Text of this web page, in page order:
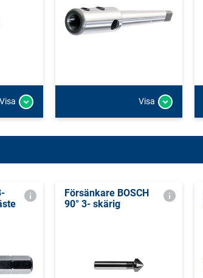
Visa Visa
Försänkare BOSCH
90° 3- skärig